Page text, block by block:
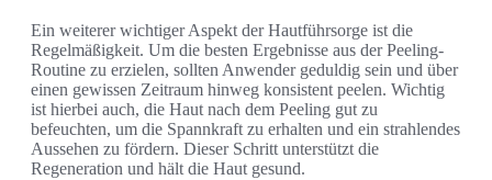
Ein weiterer wichtiger Aspekt der Hautführsorge ist die
Regelmäßigkeit. Um die besten Ergebnisse aus der Peeling-
Routine zu erzielen, sollten Anwender geduldig sein und über
einen gewissen Zeitraum hinweg konsistent peelen. Wichtig
ist hierbei auch, die Haut nach dem Peeling gut zu
befeuchten, um die Spannkraft zu erhalten und ein strahlendes
Aussehen zu fördern. Dieser Schritt unterstützt die
Regeneration und hält die Haut gesund.